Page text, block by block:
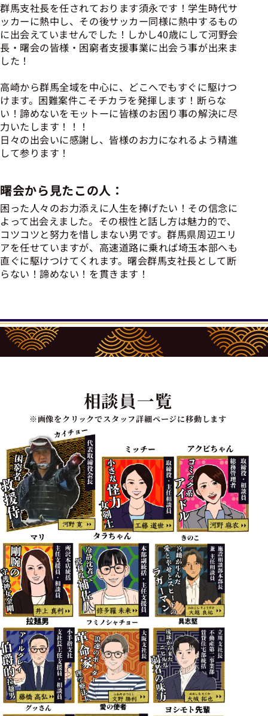
群馬支社長を任されております須永です！学生時代サ
ッカーに熱中し、その後サッカー同様に熱中するもの
に出会えていませんでした！しかし40歳にして河野会
長・曙会の皆様・困窮者支援事業に出会う事が出来ま
した！
高崎から群馬全域を中心に、どこへでもすぐに駆けつ
けます。困難案件こそチカラを発揮します！断らな
い！諦めないをモットーに皆様のお困り事の解決に尽
力いたします！！！
日々の出会いに感謝し、皆様のお力になれるよう精進
して参ります！
曙会から見たこの人：
困った人々のお力添えに人生を捧げたい！その信念に
よって出会えました。その根性と話し方は魅力的で、
コツコツと努力を惜しまない男です。群馬県周辺エリ
アを任せていますが、高速道路に乗れば埼玉本部へも
直ぐに駆けつけてくれます。曙会群馬支社長として断
らない！諦めない！を貫きます！
相談員一覧
※画像をクリックでスタッフ詳細ページに移動します